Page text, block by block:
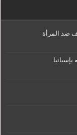
ضد المرأة